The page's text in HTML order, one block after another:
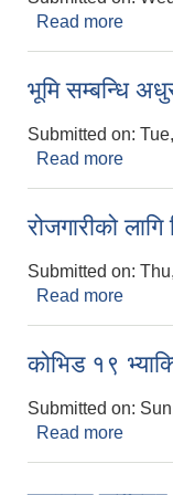
Read more
भूमि सम्बन्धि
Submitted on:
Read more
रोजगारीको
Submitted on:
Read more
कोभिड १९
Submitted on:
Read more